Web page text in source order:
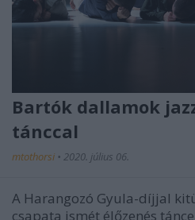
Bartók dallamok
tánccal
mtothorsi • 2020. július 06.
A Harangozó Gyula-díjjal
csapata ismét élőzenés